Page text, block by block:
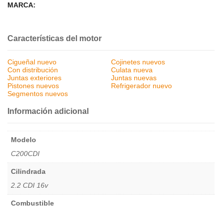
MARCA:
Características del motor
Cigueñal nuevo
Cojinetes nuevos
Con distribución
Culata nueva
Juntas exteriores
Juntas nuevas
Pistones nuevos
Refrigerador nuevo
Segmentos nuevos
Información adicional
Modelo
C200CDI
Cilindrada
2.2 CDI 16v
Combustible